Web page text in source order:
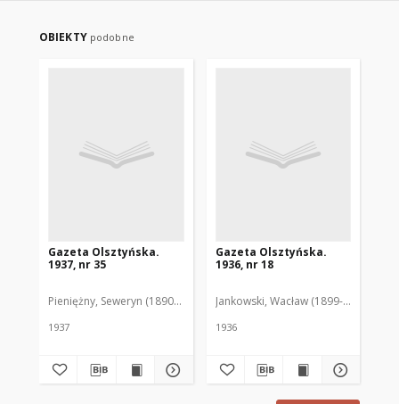
OBIEKTY podobne
Gazeta Olsztyńska.
1937, nr 35
Pieniężny, Seweryn (1890-1940). Red.
1937
Gazeta Olsztyńska.
1936, nr 18
Jankowski, Wacław (1899-1975). Red.
1936